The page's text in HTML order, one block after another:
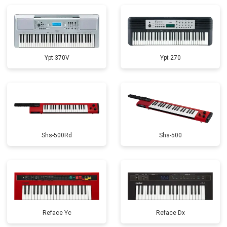
Ypt-370V Ypt-270
Shs-500Rd Shs-500
Reface Yc Reface Dx